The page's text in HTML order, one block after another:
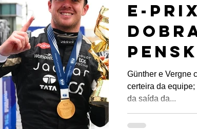
E-
Günther e Vergne
certeira da
da saída da...